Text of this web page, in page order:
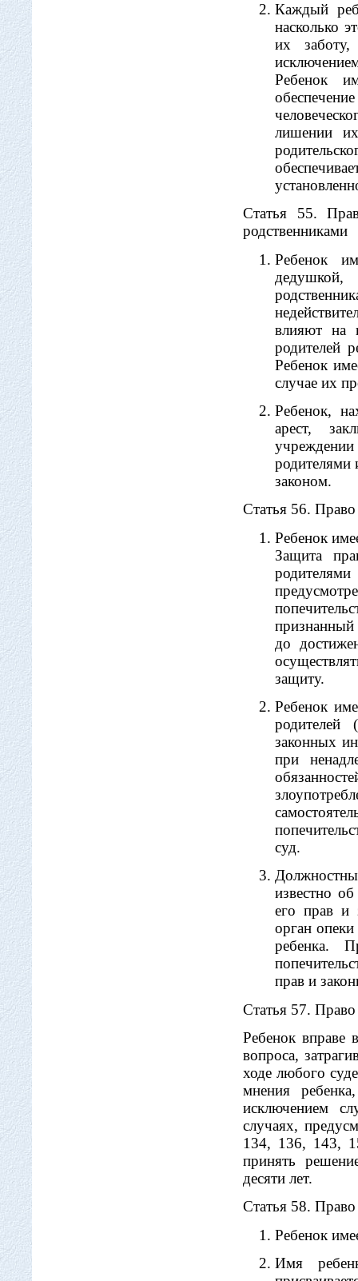
Каждый
насколько
их
Ребенок
лишении
Статья 55.
родственниками
Ребенок
влияют на
родителей
Ребенок
случае их
Ребенок,
арест,
родителями
законом.
Статья 56.
Ребенок
Защита
признанный
до
защиту.
Ребенок
законных
при
суд.
известно
его прав и
орган
ребенка.
прав и
Статья 57.
Ребенок вправе
вопроса,
ходе любого
мнения
исключением
случаях,
134, 136, 143,
принять
десяти лет.
Статья 58.
Ребенок
Имя